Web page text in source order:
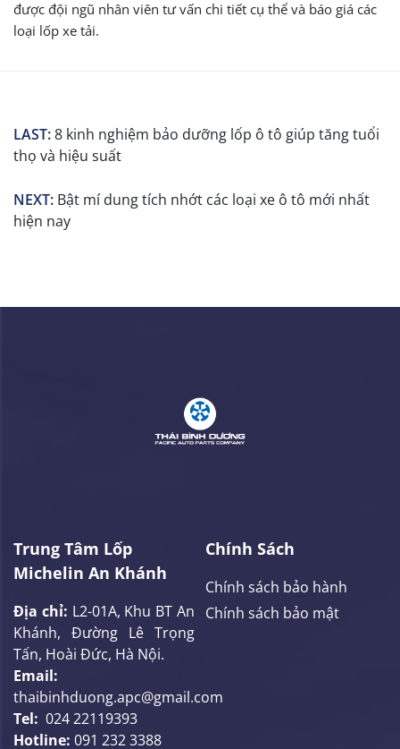
được đội ngũ nhân viên tư vấn chi tiết cụ thể và báo giá các
loại lốp xe tải.
LAST:8 kinh nghiệm bảo dưỡng lốp ô tô giúp tăng tuổi
thọ và hiệu suất
NEXT: Bật mí dung tích nhớt các loại xe ô tô mới nhất
hiện nay
Trung Tâm Lốp
Michelin An Khánh
Địa chỉ: L2-01A, Khu BT An
Khánh, Đường Lê Trọng
Tấn, Hoài Đức, Hà Nội.
Email:
thaibinhduong.apc@gmail.com
Tel: 024 22119393
Hotline: 091 232 3388
Chính Sách
Chính sách bảo hành
Chính sách bảo mật